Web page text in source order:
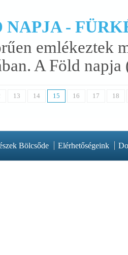
NAPJA -
emlékeztek
A Föld
13 14 15 16 17 18
Bölcsőde Elérhetőségeink